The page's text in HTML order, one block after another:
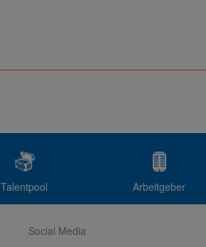
Talentpool Arbeitgeber
Social Media